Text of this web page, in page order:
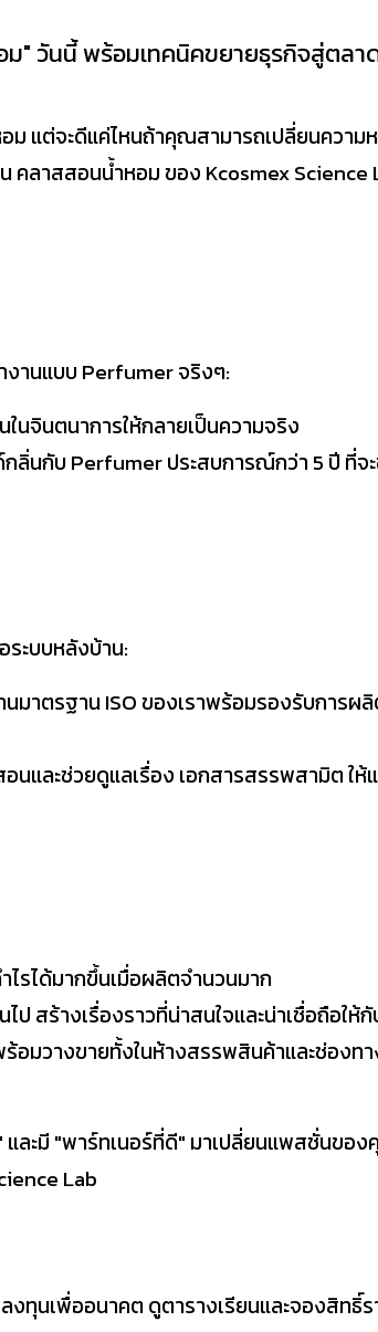
ม" วันนี้ พร้อมเทคนิคขยายธุรกิจสู่ตล
แต่จะดีแค่ไหนถ้าคุณสามารถเปลี่ยนความ
น คลาสสอนน้ำหอม ของ Kcosmex
านแบบ Perfumer จริงๆ:
นจินตนาการให้กลายเป็นความจริง
ลิ่นกับ Perfumer ประสบการณ์กว่า 5 ปี ที่จ
ระบบหลังบ้าน:
มาตรฐาน ISO ของเราพร้อมรองรับการ
นและช่วยดูแลเรื่อง เอกสารสรรพสามิต
รได้มากขึ้นเมื่อผลิตจำนวนมาก
สร้างเรื่องราวที่น่าสนใจและน่าเชื่อถือให้
มวางขายทั้งในห้างสรรพสินค้าและช่องท
ละมี "พาร์ทเนอร์ที่ดี" มาเปลี่ยนแพสชั่นขอ
Lab
ทุนเพื่ออนาคต ดูตารางเรียนและจองสิทธิ์